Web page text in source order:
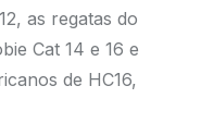
as regatas do
Cat 14 e 16 e
de HC16,